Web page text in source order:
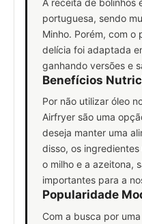
portuguesa, sendo
Minho. Porém, com o
delícia foi adaptada
ganhando versões e
Benefícios
Por não utilizar óleo
Airfryer são uma
deseja manter uma
disso, os
o milho e a azeitona,
importantes para a
Popularidade
Com a busca por